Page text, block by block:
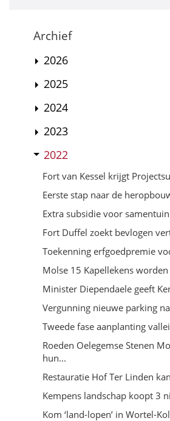
Archief
2026
2025
2024
2023
2022
Fort van Kessel krijgt
Eerste stap naar de
Extra subsidie voor
Fort Duffel zoekt bevlogen
Toekenning erfgoedpremie
Molse 15 Kapellekens
Minister Diependaele geeft
Vergunning nieuwe parking
Tweede fase aanplanting
Roeden Oelegemse Stenen
hun...
Restauratie Hof Ter Linden
Kempens landschap koopt 3
Kom ‘land-lopen’ in Wortel-